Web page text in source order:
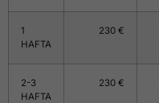
1
HAFTA
230 €
2-3
HAFTA
230 €